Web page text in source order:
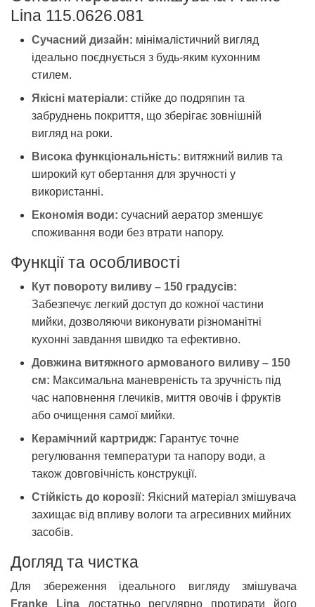
Lina 115.0626.081
Сучасний дизайн: мінімалістичний вигляд
ідеально поєднується з будь-яким кухонним
стилем.
Якісні матеріали: стійке до подряпин та
забруднень покриття, що зберігає зовнішній
вигляд на роки.
Висока функціональність: витяжний вилив та
широкий кут обертання для зручності у
використанні.
Економія води: сучасний аератор зменшує
споживання води без втрати напору.
Функції та особливості
Кут повороту виливу – 150 градусів:
Забезпечує легкий доступ до кожної частини
мийки, дозволяючи виконувати різноманітні
кухонні завдання швидко та ефективно.
Довжина витяжного армованого виливу – 150
см: Максимальна маневреність та зручність під
час наповнення глечиків, миття овочів і фруктів
або очищення самої мийки.
Керамічний картридж: Гарантує точне
регулювання температури та напору води, а
також довговічність конструкції.
Стійкість до корозії: Якісний матеріал змішувача
захищає від впливу вологи та агресивних мийних
засобів.
Догляд та чистка
Для збереження ідеального вигляду змішувача
Franke Linaдостатньо регулярно протирати його